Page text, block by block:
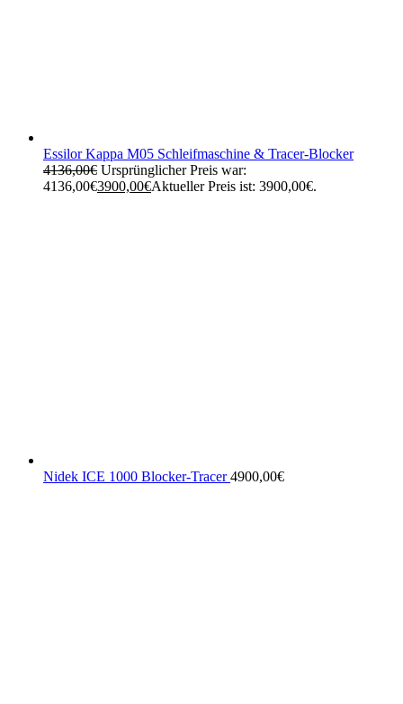
Essilor Kappa M05 Schleifmaschine & Tracer-Blocker
4136,00€ Ursprünglicher Preis war:
4136,00€3900,00€Aktueller Preis ist: 3900,00€.
Nidek ICE 1000 Blocker-Tracer 4900,00€